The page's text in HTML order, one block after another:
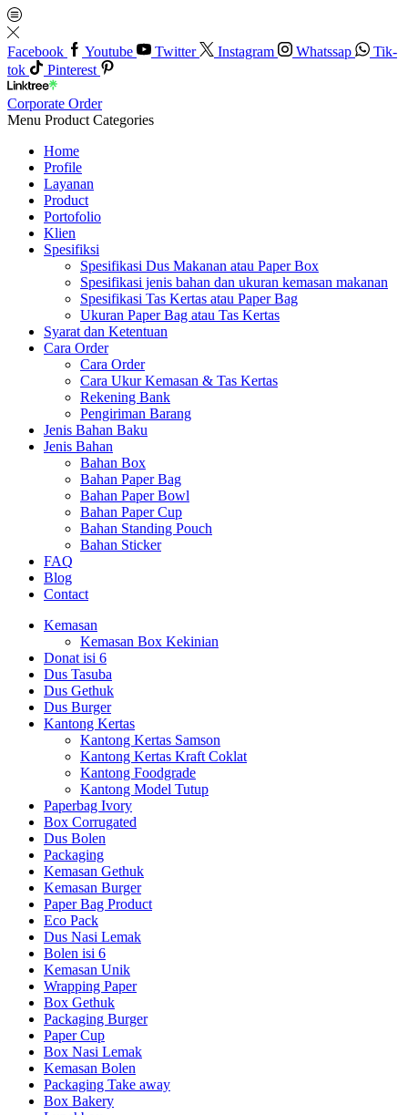
Facebook Youtube Twitter Instagram Whatssap
Tik-
tok
Pinterest
Corporate Order
Menu Product Categories
Home
Profile
Layanan
Product
Portofolio
Klien
Spesifiksi
Spesifikasi Dus Makanan atau Paper Box
Spesifikasi jenis bahan dan ukuran kemasan makanan
Spesifikasi Tas Kertas atau Paper Bag
Ukuran Paper Bag atau Tas Kertas
Syarat dan Ketentuan
Cara Order
Cara Order
Cara Ukur Kemasan & Tas Kertas
Rekening Bank
Pengiriman Barang
Jenis Bahan Baku
Jenis Bahan
Bahan Box
Bahan Paper Bag
Bahan Paper Bowl
Bahan Paper Cup
Bahan Standing Pouch
Bahan Sticker
FAQ
Blog
Contact
Kemasan
Kemasan Box Kekinian
Donat isi 6
Dus Tasuba
Dus Gethuk
Dus Burger
Kantong Kertas
Kantong Kertas Samson
Kantong Kertas Kraft Coklat
Kantong Foodgrade
Kantong Model Tutup
Paperbag Ivory
Box Corrugated
Dus Bolen
Packaging
Kemasan Gethuk
Kemasan Burger
Paper Bag Product
Eco Pack
Dus Nasi Lemak
Bolen isi 6
Kemasan Unik
Wrapping Paper
Box Gethuk
Packaging Burger
Paper Cup
Box Nasi Lemak
Kemasan Bolen
Packaging Take away
Box Bakery